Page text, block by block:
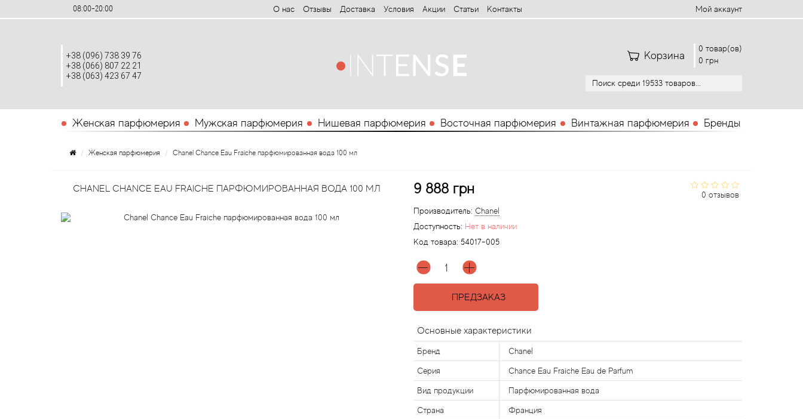
08:00-20:00 О нас Отзывы Доставка Условия Aкции Статьи Контакты Мой аккаунт
+38 (096) 738 39 76
+38 (066) 807 22 21
+38 (063) 423 67 47
Корзина
0 товар(ов)
0 грн
Женская парфюмерия Мужская парфюмерия Нишевая парфюмерия Восточная парфюмерия Винтажная парфюмерия Бренды
Женская парфюмерия Chanel Chance Eau Fraiche парфюмированная вода 100 мл
CHANEL CHANCE EAU FRAICHE ПАРФЮМИРОВАННАЯ ВОДА 100 МЛ
0 отзывов
9 888 грн
Производитель: Chanel
Доступность: Нет в наличии
Код товара: 54017-005
ПРЕДЗАКАЗ
Основные характеристики
Бренд Chanel
Серия Chance Eau Fraiche Eau de Parfum
Вид продукции Парфюмированная вода
Страна Франция